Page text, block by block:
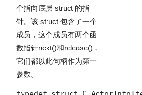
个指向底层 struct 的指
针。该 struct 包含了一个
成员，这个成员有两个函
数指针next()和release() ，
它们都以此句柄作为第一
参数。